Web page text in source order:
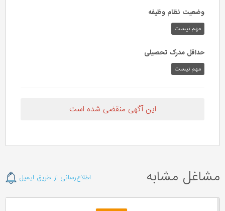
وضعیت نظام وظیفه
مهم‌ نیست
حداقل مدرک تحصیلی
مهم نیست
این آگهی منقضی شده است
مشاغل مشابه اطلاع‌رسانی از طریق ایمیل